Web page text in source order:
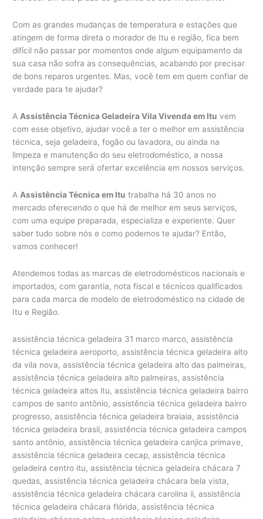
Com as grandes mudanças de temperatura e estações que
atingem de forma direta o morador de Itu e região, fica bem
difícil não passar por momentos onde algum equipamento da
sua casa não sofra as consequências, acabando por precisar
de bons reparos urgentes. Mas, você tem em quem confiar de
verdade para te ajudar?
A Assistência Técnica Geladeira Vila Vivenda em Itu vem
com esse objetivo, ajudar você a ter o melhor em assistência
técnica, seja geladeira, fogão ou lavadora, ou ainda na
limpeza e manutenção do seu eletrodoméstico, a nossa
intenção sempre será ofertar excelência em nossos serviços.
A Assistência Técnica em Itu trabalha há 30 anos no
mercado oferecendo o que há de melhor em seus serviços,
com uma equipe preparada, especializa e experiente. Quer
saber tudo sobre nós e como podemos te ajudar? Então,
vamos conhecer!
Atendemos todas as marcas de eletrodomésticos nacionais e
importados, com garantia, nota fiscal e técnicos qualificados
para cada marca de modelo de eletrodoméstico na cidade de
Itu e Região.
assistência técnica geladeira 31 marco marco, assistência
técnica geladeira aeroporto, assistência técnica geladeira alto
da vila nova, assistência técnica geladeira alto das palmeiras,
assistência técnica geladeira alto palmeiras, assistência
técnica geladeira altos itu, assistência técnica geladeira bairro
campos de santo antônio, assistência técnica geladeira bairro
progresso, assistência técnica geladeira braiaia, assistência
técnica geladeira brasil, assistência técnica geladeira campos
santo antônio, assistência técnica geladeira canjica primave,
assistência técnica geladeira cecap, assistência técnica
geladeira centro itu, assistência técnica geladeira chácara 7
quedas, assistência técnica geladeira chácara bela vista,
assistência técnica geladeira chácara carolina ii, assistência
técnica geladeira chácara flórida, assistência técnica